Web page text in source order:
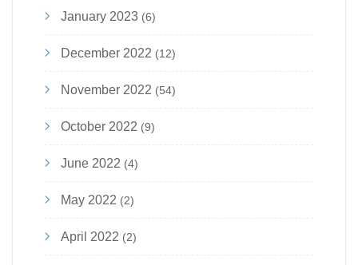
January 2023 (6)
December 2022 (12)
November 2022 (54)
October 2022 (9)
June 2022 (4)
May 2022 (2)
April 2022 (2)